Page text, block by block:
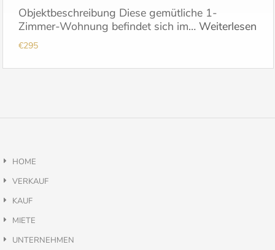
Objektbeschreibung Diese gemütliche 1-
Zimmer-Wohnung befindet sich im… Weiterlesen
€295
HOME
VERKAUF
KAUF
MIETE
UNTERNEHMEN